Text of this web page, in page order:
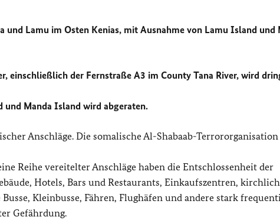
und Lamu im Osten Kenias, mit Ausnahme von Lamu Island und
einschließlich der Fernstraße A3 im County Tana River, wird
und Manda Island wird abgeraten.
Anschläge. Die somalische Al-Shabaab-
Reihe vereitelter Anschläge haben die Entschlossenheit der
Hotels, Bars und Restaurants, Einkaufszentren,
Kleinbusse, Fähren, Flughäfen und andere stark
Gefährdung.